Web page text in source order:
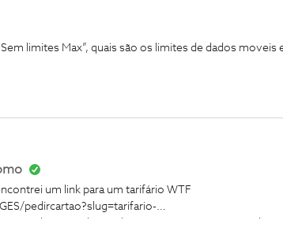
limites Max”, quais são os limites de dados moveis
um link para um tarifário WTF
pedircartao?slug=tarifario-